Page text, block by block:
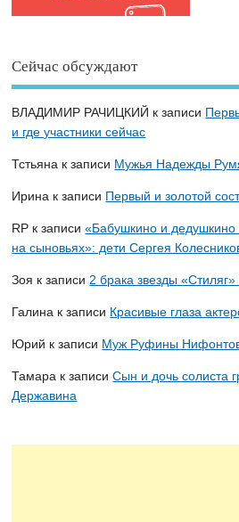
Сейчас обсуждают
ВЛАДИМИР РАЧИЦКИЙ к записи
и где участники сейчас
Тстьяна к записи Мужья Надежды
Ирина к записи Первый и золотой
RP к записи«Бабушкино и дедушкино
на сыновьях»: дети Сергея
Зоя к записи 2 брака звезды
Галина к записи Красивые глаза
Юрий к записи Муж Руфины
Тамара к записиСын и дочь солиста
Державина